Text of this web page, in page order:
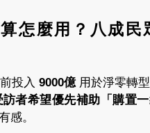
怎麼用？八成民
投入 9000億用於淨零轉
訪者希望優先補助「購置
感。